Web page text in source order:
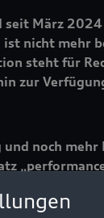
seit März
nicht mehr
steht für
zur
noch mehr
Spyder mit 30